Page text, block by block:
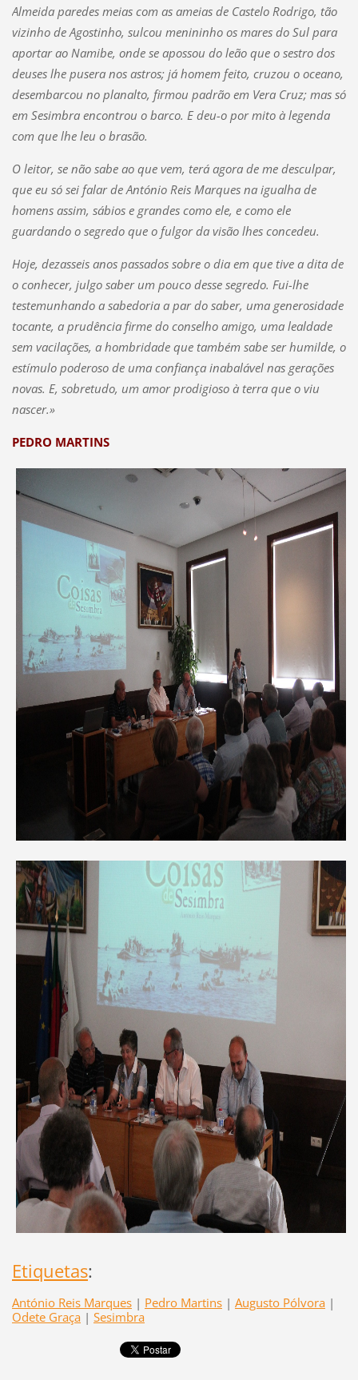
Almeida paredes meias com as ameias de Castelo Rodrigo, tão
vizinho de Agostinho, sulcou menininho os mares do Sul para
aportar ao Namibe, onde se apossou do leão que o sestro dos
deuses lhe pusera nos astros; já homem feito, cruzou o oceano,
desembarcou no planalto, firmou padrão em Vera Cruz; mas só
em Sesimbra encontrou o barco. E deu-o por mito à legenda
com que lhe leu o brasão.
O leitor, se não sabe ao que vem, terá agora de me desculpar,
que eu só sei falar de António Reis Marques na igualha de
homens assim, sábios e grandes como ele, e como ele
guardando o segredo que o fulgor da visão lhes concedeu.
Hoje, dezasseis anos passados sobre o dia em que tive a dita de
o conhecer, julgo saber um pouco desse segredo. Fui-lhe
testemunhando a sabedoria a par do saber, uma generosidade
tocante, a prudência firme do conselho amigo, uma lealdade
sem vacilações, a hombridade que também sabe ser humilde, o
estímulo poderoso de uma confiança inabalável nas gerações
novas. E, sobretudo, um amor prodigioso à terra que o viu
nascer.»
PEDRO MARTINS
Etiquetas:
António Reis Marques | Pedro Martins | Augusto Pólvora |
Odete Graça | Sesimbra